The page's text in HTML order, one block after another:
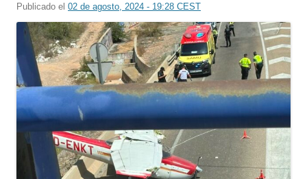
Publicado el 02 de agosto, 2024 - 19:28 CEST